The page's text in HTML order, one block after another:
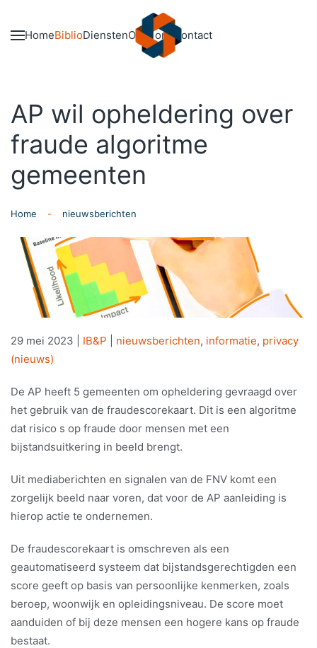
Skip to main content
HomeBiblioDienstenOver onsContact
AP wil opheldering over
fraude algoritme
gemeenten
Home nieuwsberichten
29 mei 2023 IB&P nieuwsberichten, informatie, privacy
(nieuws)
De AP heeft 5 gemeenten om opheldering gevraagd over
het gebruik van de fraudescorekaart. Dit is een algoritme
dat risico s op fraude door mensen met een
bijstandsuitkering in beeld brengt.
Uit mediaberichten en signalen van de FNV komt een
zorgelijk beeld naar voren, dat voor de AP aanleiding is
hierop actie te ondernemen.
De fraudescorekaart is omschreven als een
geautomatiseerd systeem dat bijstandsgerechtigden een
score geeft op basis van persoonlijke kenmerken, zoals
beroep, woonwijk en opleidingsniveau. De score moet
aanduiden of bij deze mensen een hogere kans op fraude
bestaat.